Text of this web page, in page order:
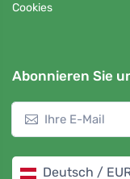
Cookies
Abonnieren Sie
Deutsch /